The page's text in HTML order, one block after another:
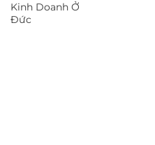
Kinh Doanh Ở
Đức